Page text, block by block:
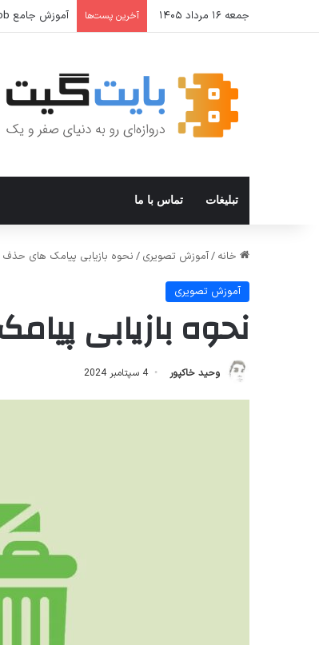
جمعه ۱۶ مرداد ۱۴۰۵ آخرین پست‌ها آموزش جامع Cron Job در Hermes Agent؛ قابلیت زمان‌بندی خودکار وظایف
تبلیغات تماس با ما
خانه /آموزش تصویری / نحوه بازیابی پیامک های حذف
آموزش تصویری
نحوه بازیابی
وحید خاکپور 4 سپتامبر 2024